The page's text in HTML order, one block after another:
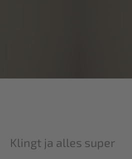
Klingt ja alles super